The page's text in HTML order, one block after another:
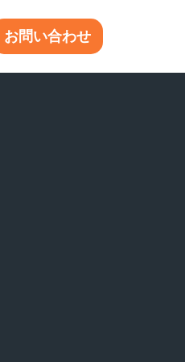
お問い合わせ